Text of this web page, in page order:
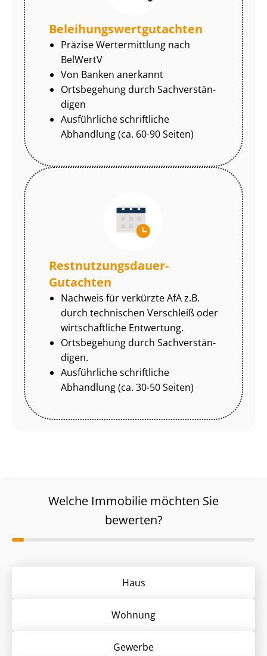
Be­lei­hungs­wert­gut­ach­ten
Präzise Wertermittlung nach
BelWertV
Von Banken anerkannt
Ortsbegehung durch Sach­ver­stän­
di­gen
Ausführliche schriftliche
Abhandlung (ca. 60-90 Seiten)
Rest­nut­zungs­dau­er-
Gutachten
Nachweis für verkürzte AfA z.B.
durch technischen Verschleiß oder
wirtschaftliche Entwertung.
Ortsbegehung durch Sach­ver­stän­
di­gen.
Ausführliche schriftliche
Abhandlung (ca. 30-50 Seiten)
Welche Immobilie möchten Sie
bewerten?
Haus
Wohnung
Gewerbe